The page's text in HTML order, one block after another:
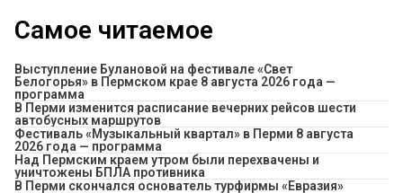
Самое читаемое
Выступление Булановой на фестивале «Свет
Белогорья» в Пермском крае 8 августа 2026 года —
программа
​В Перми изменится расписание вечерних рейсов шести
автобусных маршрутов
Фестиваль «Музыкальный квартал» в Перми 8 августа
2026 года — программа
Над Пермским краем утром были перехвачены и
уничтожены БПЛА противника
В Перми скончался основатель турфирмы «Евразия»